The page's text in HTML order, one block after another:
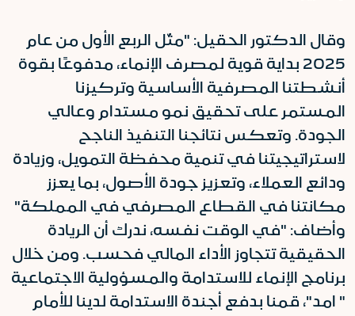
وقال الدكتور الحقيل: "مثّل الربع الأول من عام
2025 بداية قوية لمصرف الإنماء، مدفوعًا بقوة
أنشطتنا المصرفية الأساسية وتركيزنا
المستمر على تحقيق نمو مستدام وعالي
الجودة. وتعكس نتائجنا التنفيذ الناجح
لاستراتيجيتنا في تنمية محفظة التمويل، وزيادة
ودائع العملاء، وتعزيز جودة الأصول، بما يعزز
مكانتنا في القطاع المصرفي في المملكة"
وأضاف: "في الوقت نفسه، ندرك أن الريادة
الحقيقية تتجاوز الأداء المالي فحسب. ومن خلال
برنامج الإنماء للاستدامة والمسؤولية الاجتماعية
" امد"، قمنا بدفع أجندة الاستدامة لدينا للأمام